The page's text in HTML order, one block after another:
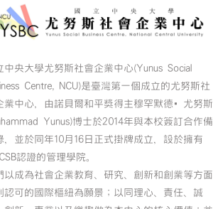
中央大學尤努斯社會企業中心(Yunus Social
Centre, NCU)是臺灣第一個成立的尤努斯社
業中心，由諾貝爾和平獎得主穆罕默德•尤努斯
Yunus)博士於2014年與本校簽訂合作備
，並於同年10月16日正式掛牌成立，設於擁有
認證的管理學院。
以成為社會企業教育、研究、創新和創業等方面
認可的國際樞紐為願景；以同理心、責任、誠